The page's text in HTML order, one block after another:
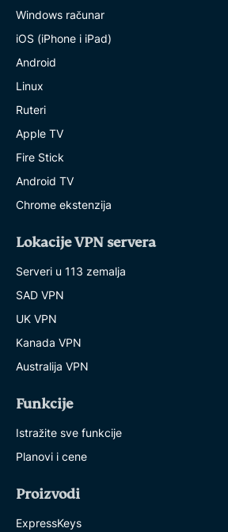
Windows računar
iOS (iPhone i iPad)
Android
Linux
Ruteri
Apple TV
Fire Stick
Android TV
Chrome ekstenzija
Lokacije VPN servera
Serveri u 113 zemalja
SAD VPN
UK VPN
Kanada VPN
Australija VPN
Funkcije
Istražite sve funkcije
Planovi i cene
Proizvodi
ExpressKeys